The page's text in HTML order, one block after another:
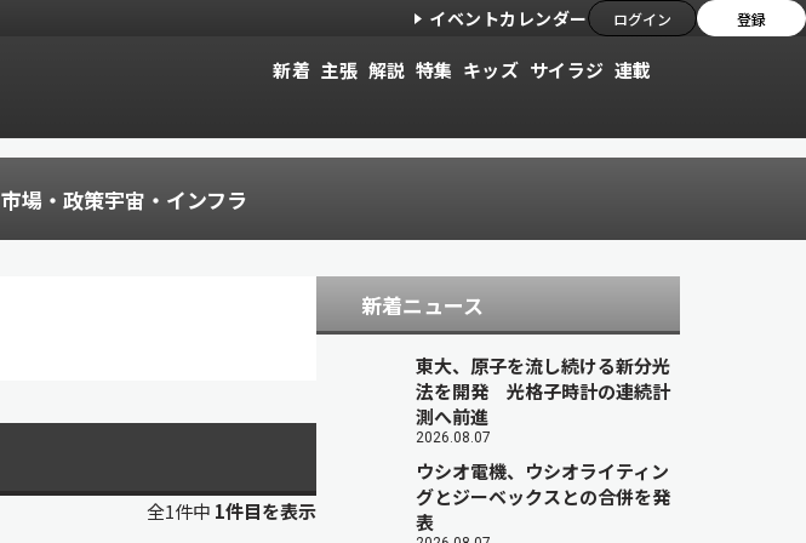
イベントカレンダー ログイン 登録
新着 主張 解説 特集 キッズ サイラジ 連載
市場・政策宇宙・インフラ
全1件中 1件目を表示
新着ニュース
東大、原子を流し続ける新分光
法を開発 光格子時計の連続計
測へ前進
2026.08.07
ウシオ電機、ウシオライティン
グとジーベックスとの合併を発
表